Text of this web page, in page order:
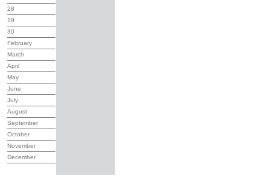
28
29
30
February
March
April
May
June
July
August
September
October
November
December